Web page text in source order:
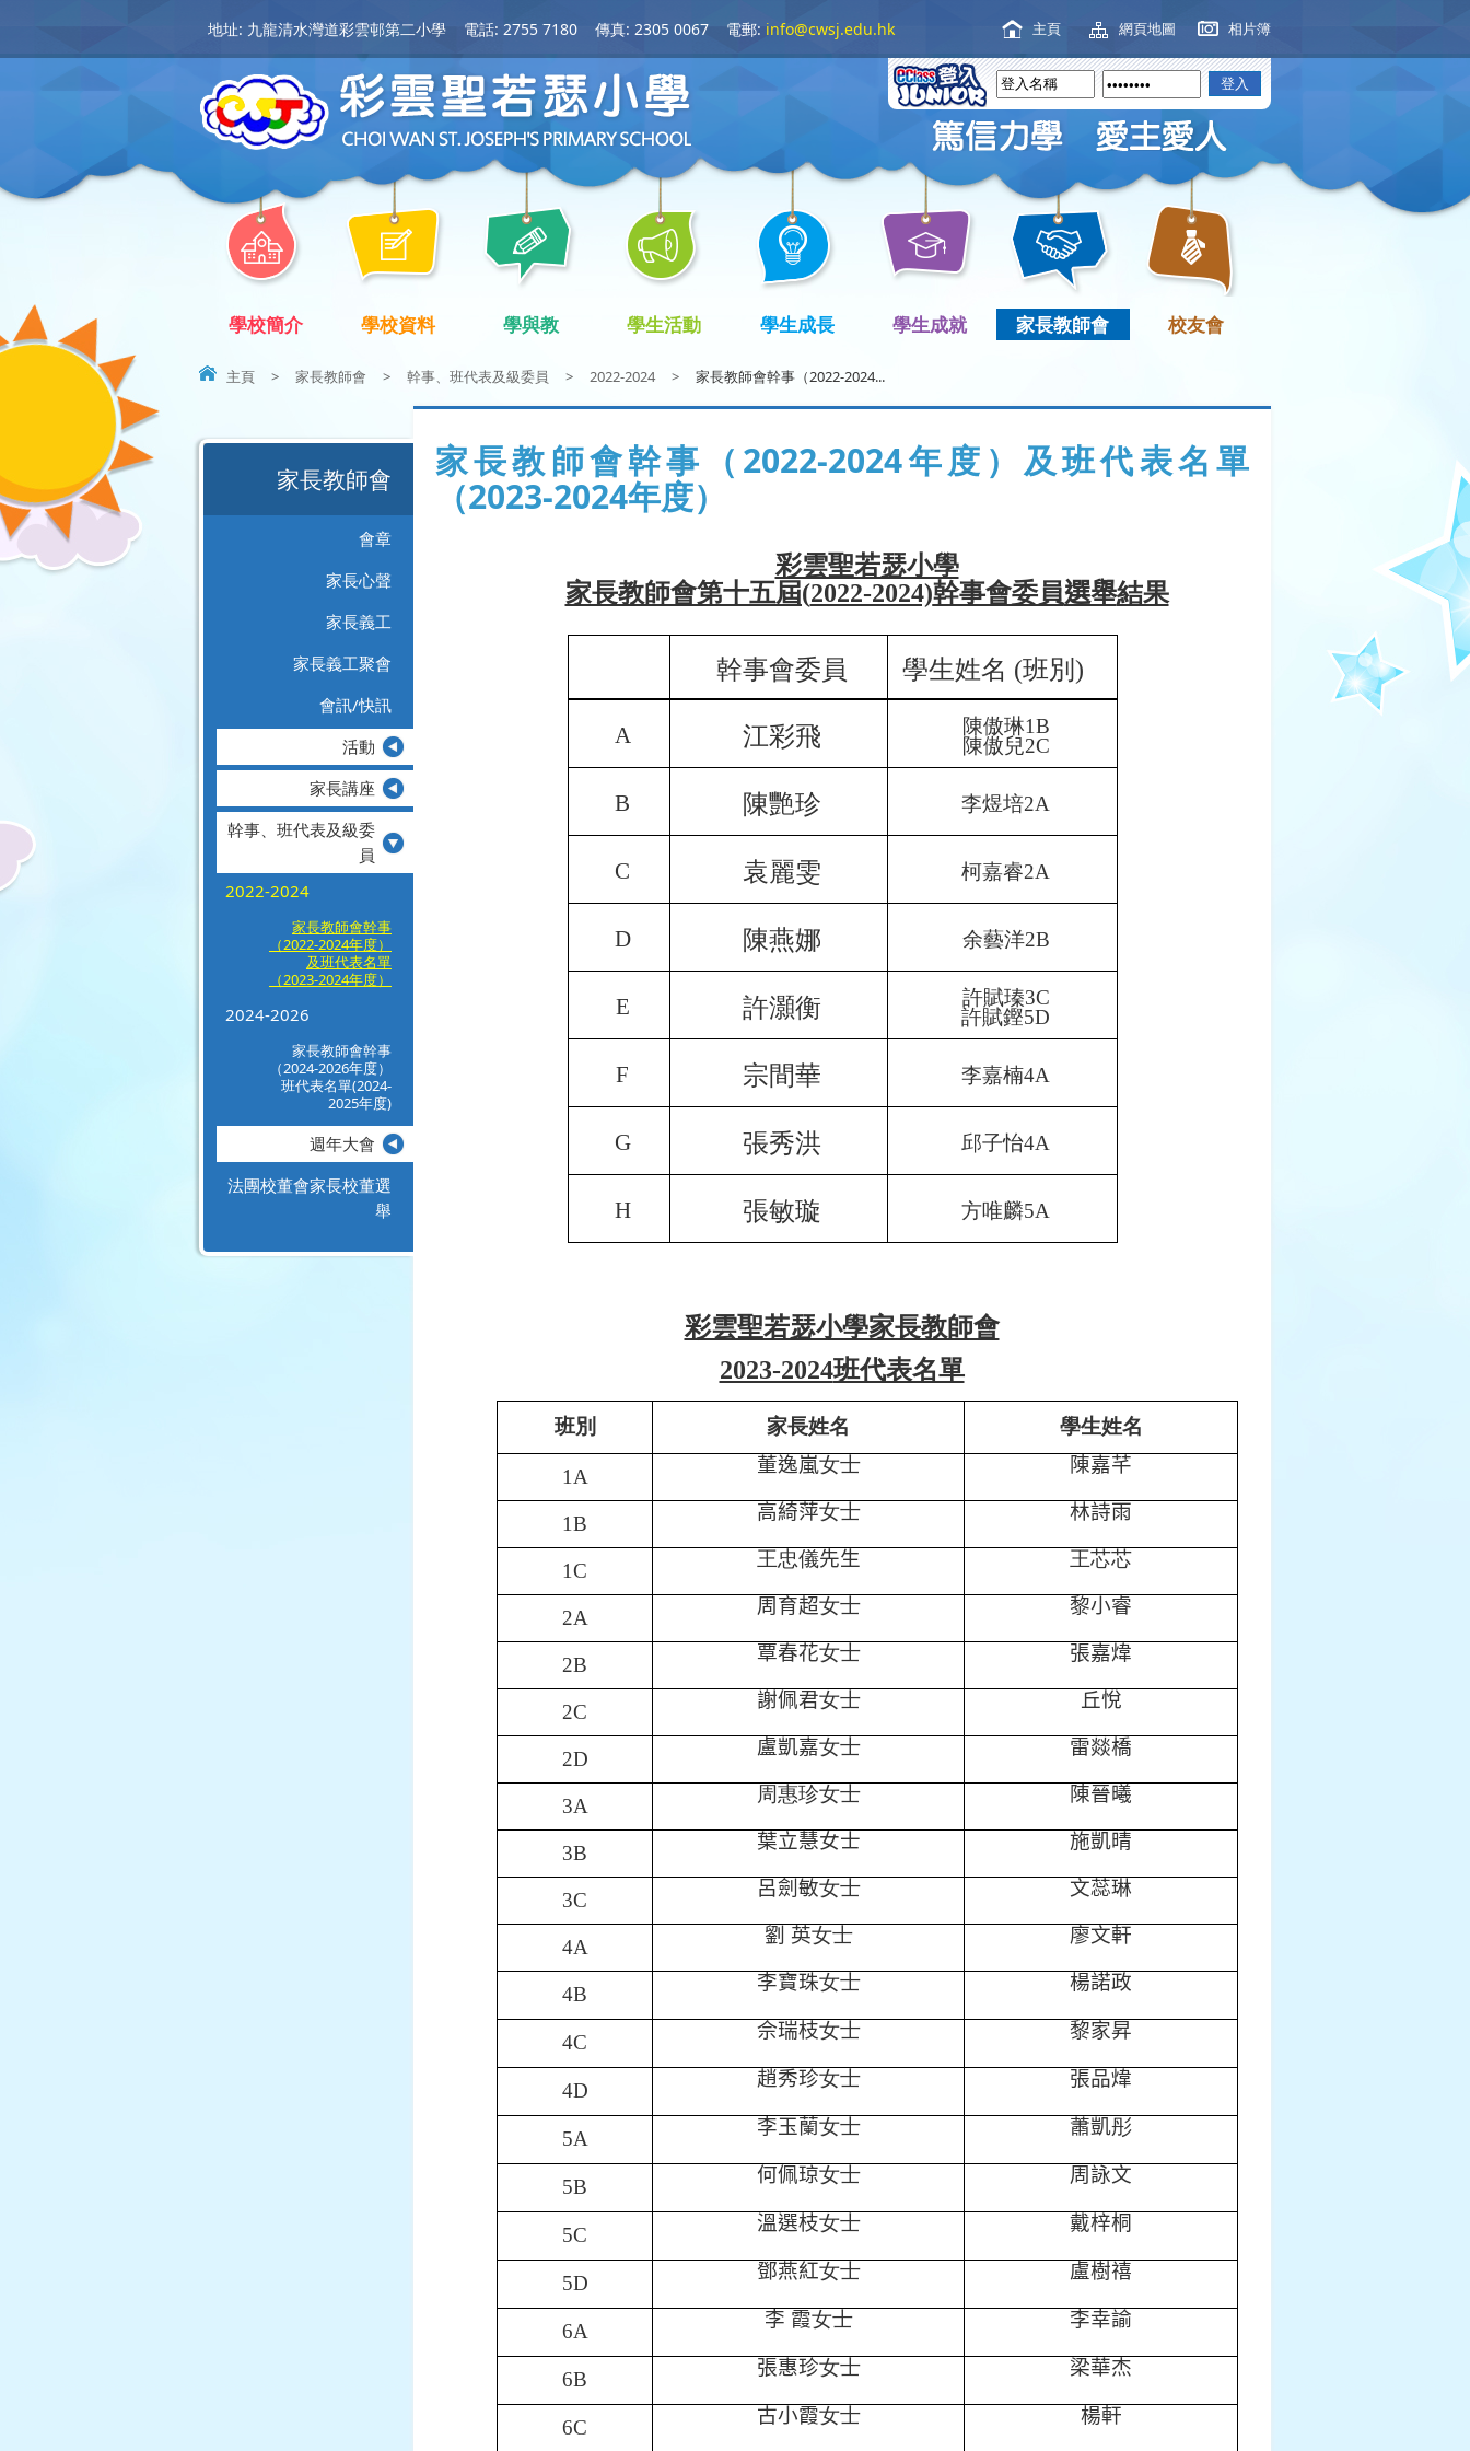
地址: 九龍清水灣道彩雲邨第二小學 電話: 2755 7180 傳真: 2305 0067 電郵: info@cwsj.edu.hk 主頁 網頁地圖 相片簿
學校簡介 學校資料 學與教 學生活動 學生成長 學生成就 家長教師會 校友會
主頁 > 家長教師會 > 幹事、班代表及級委員 > 2022-2024 > 家長教師會幹事（2022-2024...
家長教師會幹事（2022-2024年度）及班代表名單
（2023-2024年度）
彩雲聖若瑟小學
家長教師會第十五屆(2022-2024)幹事會委員選舉結果
幹事會委員 學生姓名 (班別 )
A 江彩飛 陳傲琳1B
陳傲兒2C
B 陳艷珍 李煜培2A
C 袁麗雯 柯嘉睿2A
D 陳燕娜 余藝洋2B
E 許灝衡 許賦瑧3C
許賦鏗5D
F 宗間華 李嘉楠4A
G 張秀洪 邱子怡4A
H 張敏璇 方唯麟5A
彩雲聖若瑟小學家長教師會
2023-2024班代表名單
班別 家長姓名 學生姓名
1A
董逸嵐女士 陳嘉芊
1B
高綺萍女士 林詩雨
1C
王忠儀先生 王芯芯
2A
周育超女士 黎小睿
2B
覃春花女士 張嘉煒
2C
謝佩君女士 丘悅
2D
盧凱嘉女士 雷燚橋
3A
周惠珍女士 陳晉曦
3B
葉立慧女士 施凱晴
3C
呂劍敏女士 文蕊琳
4A
劉 英女士 廖文軒
4B
李寶珠女士 楊諾政
4C
佘瑞枝女士 黎家昇
4D
趙秀珍女士 張品煒
5A
李玉蘭女士 蕭凱彤
5B
何佩琼女士 周詠文
5C
溫選枝女士 戴梓桐
5D
鄧燕紅女士 盧樹禧
6A
李 霞女士 李幸諭
6B
張惠珍女士 梁華杰
6C
古小霞女士 楊軒
家長教師會
會章
家長心聲
家長義工
家長義工聚會
會訊/快訊
活動
家長講座
幹事、班代表及級委
員
2022-2024
家長教師會幹事
（2022-2024年度）
及班代表名單
（2023-2024年度）
2024-2026
家長教師會幹事
（2024-2026年度）
班代表名單(2024-
2025年度)
週年大會
法團校董會家長校董選
舉